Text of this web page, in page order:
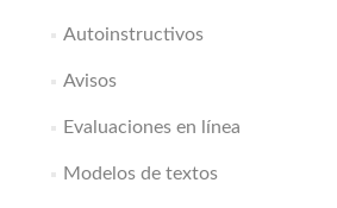
Autoinstructivos
Avisos
Evaluaciones en línea
Modelos de textos